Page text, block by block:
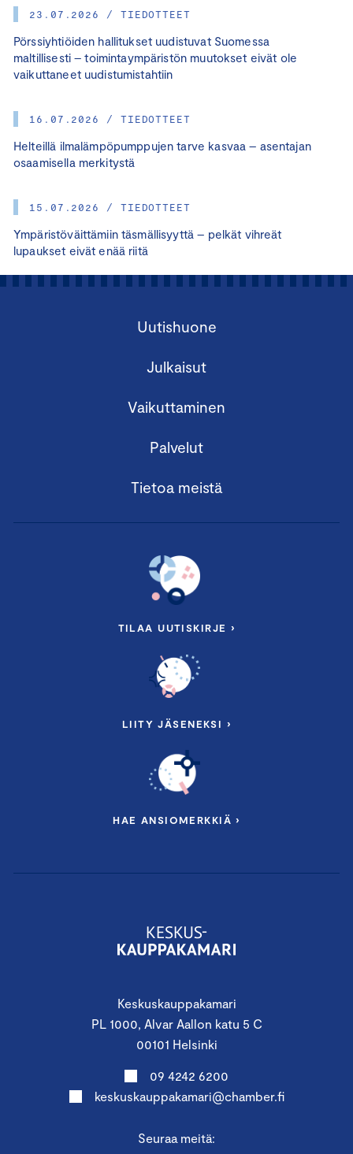
23.07.2026 / TIEDOTTEET
Pörssiyhtiöiden hallitukset uudistuvat Suomessa
maltillisesti – toimintaympäristön muutokset eivät ole
vaikuttaneet uudistumistahtiin
16.07.2026 / TIEDOTTEET
Helteillä ilmalämpöpumppujen tarve kasvaa – asentajan
osaamisella merkitystä
15.07.2026 / TIEDOTTEET
Ympäristöväittämiin täsmällisyyttä – pelkät vihreät
lupaukset eivät enää riitä
Keskuskauppakamari
PL 1000, Alvar Aallon katu 5 C
00101 Helsinki
09 4242 6200
keskuskauppakamari@chamber.fi
Seuraa meitä:
Uutishuone
Julkaisut
Vaikuttaminen
Palvelut
Tietoa meistä
TILAA UUTISKIRJE ›
LIITY JÄSENEKSI ›
HAE ANSIOMERKKIÄ ›